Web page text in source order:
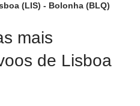
(LIS) - Bolonha (BLQ)
mais
de Lisboa